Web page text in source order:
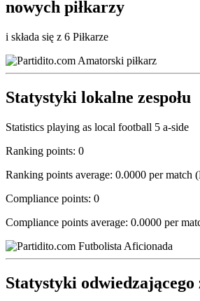
nowych piłkarzy
i składa się z 6 Piłkarze
Statystyki lokalne zespołu
Statistics playing as local football 5 a-side
Ranking points: 0
Ranking points average: 0.0000 per match
Compliance points: 0
Compliance points average: 0.0000 per
Statystyki odwiedzającego